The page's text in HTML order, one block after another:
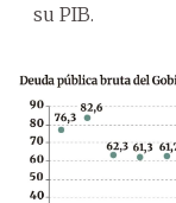
su PIB.